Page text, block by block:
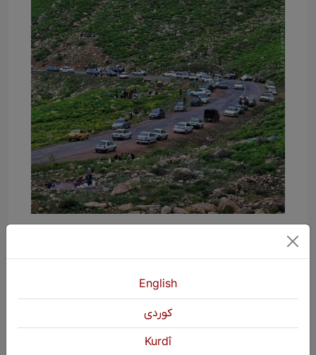
Sîrwan hatiye avakirin û bilindahiya wê
digihêje 155 metreyan, li gundên Wira,
Dariyan û Hecîcê ye û çend hektar ji
daristan, gundên wê deverê û Kanî Bil ê
English
كوردی
Kurdî